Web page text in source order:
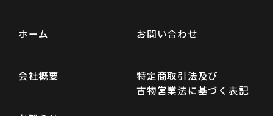
ホーム
会社概要
お問い合わせ
特定商取引法及び
古物営業法に基づく表記